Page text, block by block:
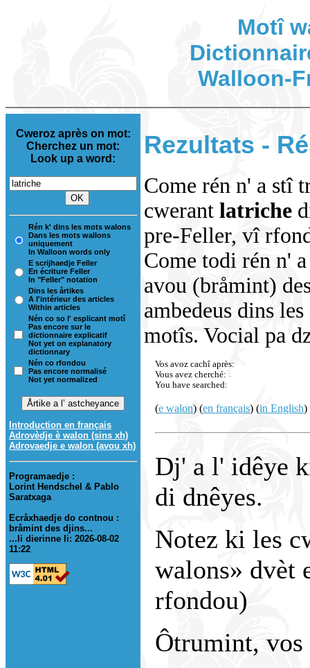
Motî
Walloon-
Cweroz après on mot:
Cherchez un mot:
Look up a word:
Rén k' dins les mots walons
Dans les mots wallons
uniquement
In Walloon words only
E scrijhaedje Feller
En écriture Feller
In "Feller" notation
Dins les årtikes
A l'intérieur des articles
Within articles
Nén co so l' esplicant motî
Pas encore sur le
dictionnaire explicatif
Not yet on explanatory
dictionnary
Nén co rfondou
Pas encore normalisé
Not yet normalized
Introduction en français
Adrovèdje è walon (sins xh)
Adrovaedje e walon (avou xh)
Programaedje :
Lorint Hendschel & Pablo
Saratxaga
Ecråxhaedje do contnou :
bråmint des djins...
...li dierinne li: 2026-08-02
11:22
Rezultats -
Come rén n' a stî
cwerant latriche
pre-Feller, vî
Come todi rén n'
avou (bråmint)
ambedeus dins
motîs. Vocial pa
Vos avoz cachî après:
Vous avez cherché:
You have searched:
(e walon) (en français) (in English)
Dj' a l' idêye
di dnêyes.
Notez ki les
walons» dvèt
rfondou)
Ôtrumint,